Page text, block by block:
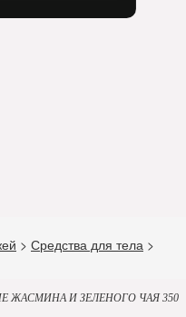
> Средства для тела >
ЖАСМИНА И ЗЕЛЕНОГО ЧАЯ 350